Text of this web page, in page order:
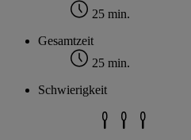
25 min.
Gesamtzeit
25 min.
Schwierigkeit